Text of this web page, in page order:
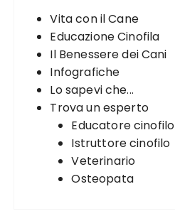
Vita con il Cane
Educazione Cinofila
Il Benessere dei Cani
Infografiche
Lo sapevi che...
Trova un esperto
Educatore cinofilo
Istruttore cinofilo
Veterinario
Osteopata